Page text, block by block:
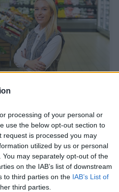
processing of your personal or
use the below opt-out section to
is processed you may
utilized by us or personal
may separately opt-out of the
on the IAB’s list of downstream
to third parties on the IAB’s List of
third parties.
buitinei chemijai:
2026-01-21